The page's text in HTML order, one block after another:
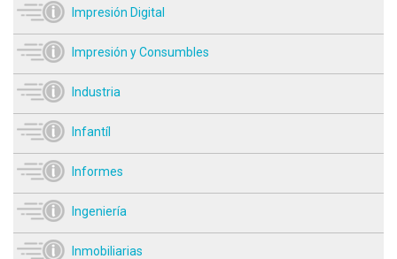
Impresión Digital
Impresión y Consumbles
Industria
Infantíl
Informes
Ingeniería
Inmobiliarias